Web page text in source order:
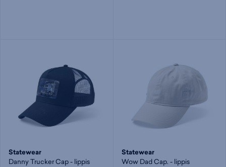
Statewear
Danny Trucker Cap - lippis
Statewear
Wow Dad Cap. - lippis